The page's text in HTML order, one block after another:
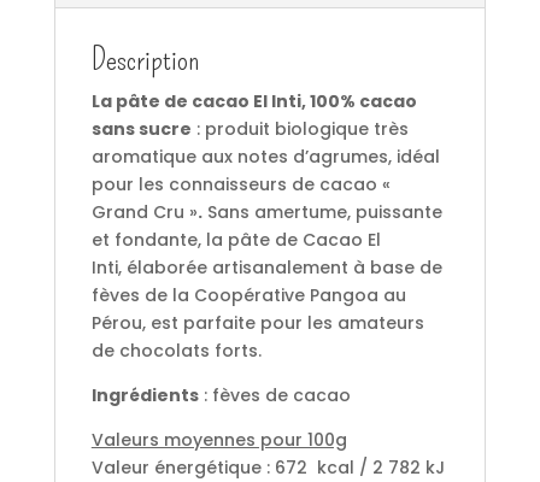
Description
La pâte de cacao El Inti, 100% cacao
sans sucre : produit biologique très
aromatique aux notes d’agrumes, idéal
pour les connaisseurs de cacao «
Grand Cru ».Sans amertume, puissante
et fondante, la pâte de Cacao El
Inti, élaborée artisanalement à base de
fèves de la Coopérative Pangoa au
Pérou, est parfaite pour les amateurs
de chocolats forts.
Ingrédients: fèves de cacao
Valeurs moyennes pour 100g
Valeur énergétique : 672 kcal / 2 782 kJ